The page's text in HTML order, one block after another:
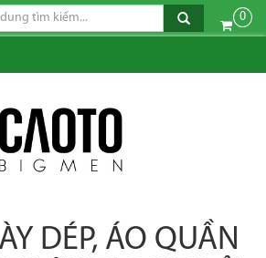
0
DÉP, ÁO QUẦN